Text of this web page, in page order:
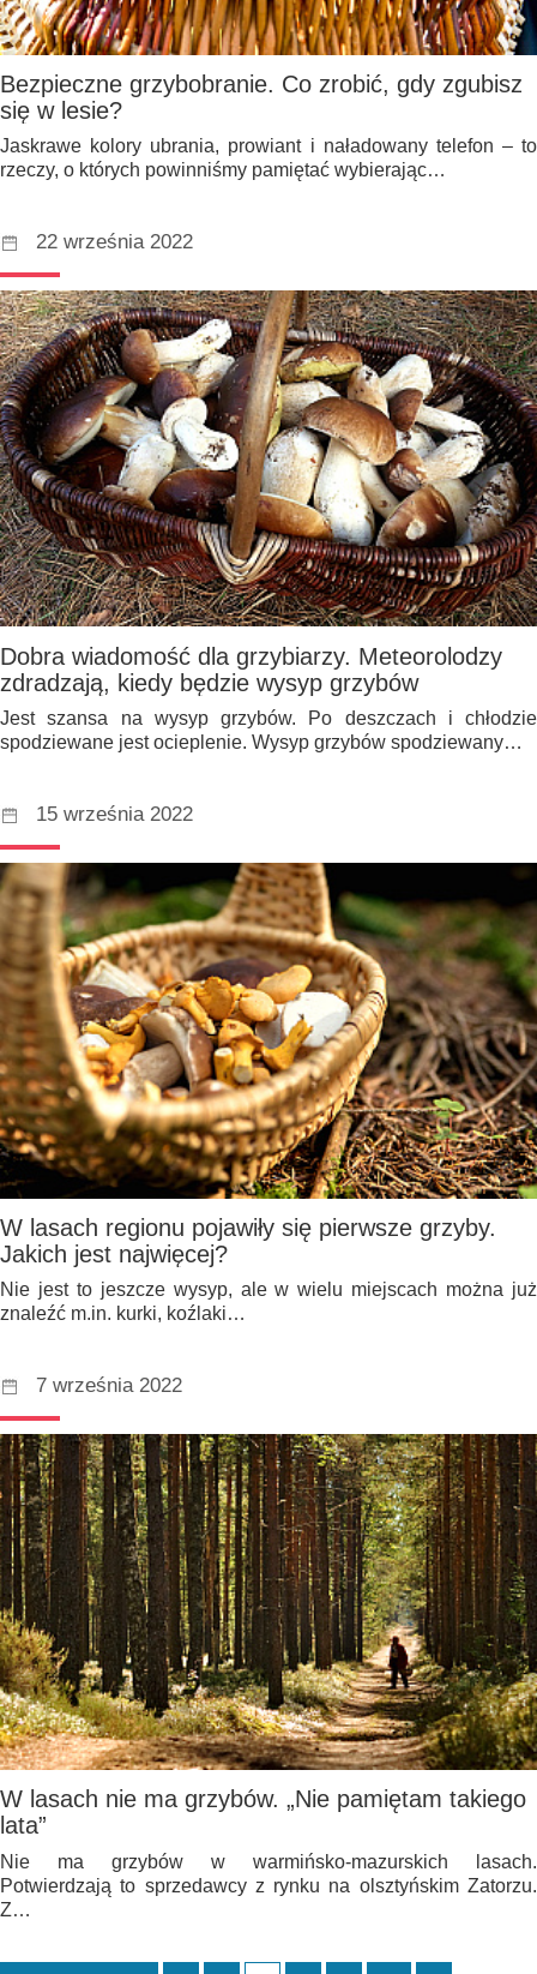
Bezpieczne grzybobranie. Co zrobić, gdy zgubisz
się w lesie?
Jaskrawe kolory ubrania, prowiant i naładowany telefon – to
rzeczy, o których powinniśmy pamiętać wybierając…
22 września 2022
Dobra wiadomość dla grzybiarzy. Meteorolodzy
zdradzają, kiedy będzie wysyp grzybów
Jest szansa na wysyp grzybów. Po deszczach i chłodzie
spodziewane jest ocieplenie. Wysyp grzybów spodziewany…
15 września 2022
W lasach regionu pojawiły się pierwsze grzyby.
Jakich jest najwięcej?
Nie jest to jeszcze wysyp, ale w wielu miejscach można już
znaleźć m.in. kurki, koźlaki…
7 września 2022
W lasach nie ma grzybów. „Nie pamiętam takiego
lata”
Nie ma grzybów w warmińsko-mazurskich lasach.
Potwierdzają to sprzedawcy z rynku na olsztyńskim Zatorzu.
Z…